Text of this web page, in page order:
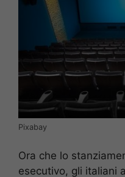
Pixabay
Ora che lo
esecutivo, gli italiani